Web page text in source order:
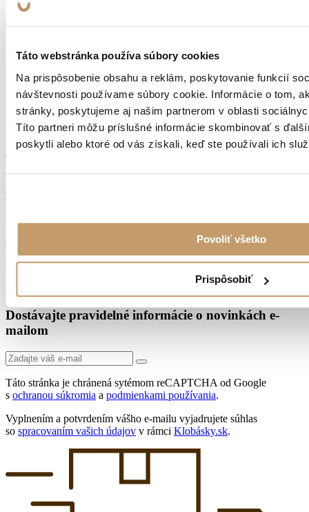
Táto webstránka používa súbory cookies
Na prispôsobenie obsahu a reklám, poskytovanie funkcií
návštevnosti používame súbory cookie. Informácie o tom,
stránky, poskytujeme aj našim partnerom v oblasti
Títo partneri môžu príslušné informácie skombinovať s
poskytli alebo ktoré od vás získali, keď ste používali ich
Povoliť všetko
Prispôsobiť
Obaly na paštéty
Koreniny na zabíjačku
Veľké balenia korenín
Kuchynské pomôcky
Ražne
Mäsiarske zástery
Údenie
Dobrá kuchyňa znamená kvalitné
vybavenie.
Kvalitné kuchynské pomôcky vám uľahčia prácu s mäsom či už pri
zabíjačke alebo aj v bežnom živote. Vyberte si z našej ponuky
vysoko odolných nerezových či drevených kuchynských pomôcok.
Dostávajte pravidelné informácie o novinkách e-
mailom
Táto stránka je chránená sytémom reCAPTCHA od Google
s ochranou súkromia a podmienkami používania.
Vyplnením a potvrdením vášho e-mailu vyjadrujete súhlas
so spracovaním vašich údajov v rámci Klobásky.sk.